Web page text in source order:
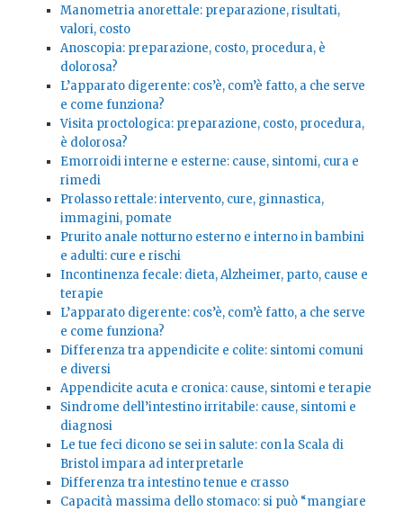
Manometria anorettale: preparazione, risultati,
valori, costo
Anoscopia: preparazione, costo, procedura, è
dolorosa?
L’apparato digerente: cos’è, com’è fatto, a che serve
e come funziona?
Visita proctologica: preparazione, costo, procedura,
è dolorosa?
Emorroidi interne e esterne: cause, sintomi, cura e
rimedi
Prolasso rettale: intervento, cure, ginnastica,
immagini, pomate
Prurito anale notturno esterno e interno in bambini
e adulti: cure e rischi
Incontinenza fecale: dieta, Alzheimer, parto, cause e
terapie
L’apparato digerente: cos’è, com’è fatto, a che serve
e come funziona?
Differenza tra appendicite e colite: sintomi comuni
e diversi
Appendicite acuta e cronica: cause, sintomi e terapie
Sindrome dell’intestino irritabile: cause, sintomi e
diagnosi
Le tue feci dicono se sei in salute: con la Scala di
Bristol impara ad interpretarle
Differenza tra intestino tenue e crasso
Capacità massima dello stomaco: si può “mangiare